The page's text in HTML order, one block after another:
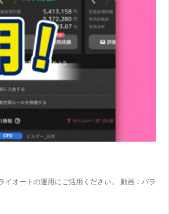
オートの運用にご活用ください。 動画：バラ